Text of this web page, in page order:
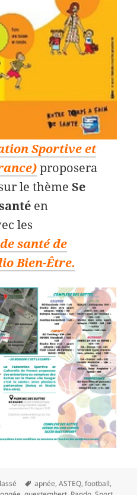
Sportive et
proposera
le thème Se
en
les
santé de
Bien-Être.
Mots-
apnée,ASTEQ,football,